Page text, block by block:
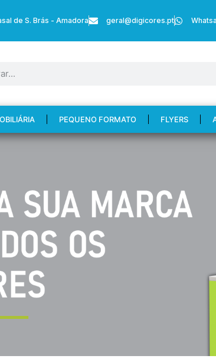
de S. Brás - Amadora geral@digicores.pt
PEQUENO FORMATO FLYERS